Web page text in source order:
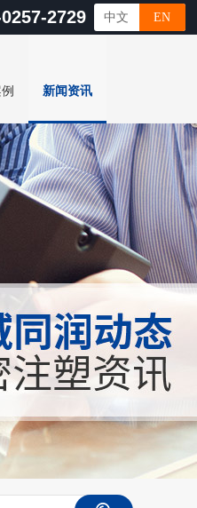
2729 中文 EN
新闻资讯